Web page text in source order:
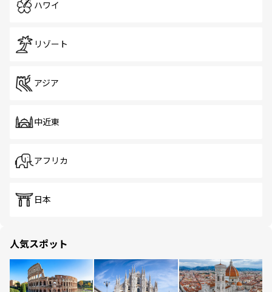
ハワイ
リゾート
アジア
中近東
アフリカ
日本
人気スポット